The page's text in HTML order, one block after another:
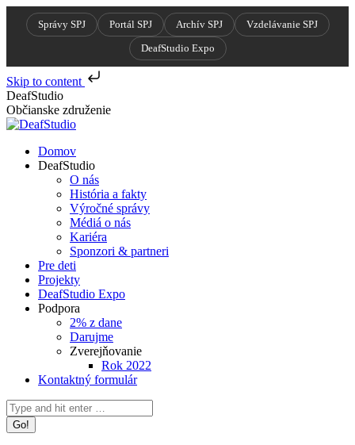
Správy SPJ Portál SPJ Archív SPJ
Vzdelávanie SPJ
DeafStudio Expo
Skip to content
Skip
to
content
DeafStudio
Občianske združenie
Domov
DeafStudio
O nás
História a fakty
Výročné správy
Médiá o nás
Kariéra
Sponzori & partneri
Pre deti
Projekty
DeafStudio Expo
Podpora
2% z dane
Darujme
Zverejňovanie
Rok 2022
Kontaktný formulár
Search: